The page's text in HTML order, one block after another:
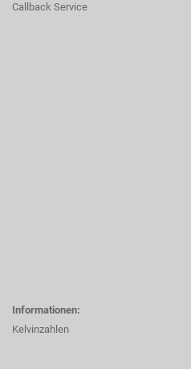
Callback Service
Informationen:
Kelvinzahlen